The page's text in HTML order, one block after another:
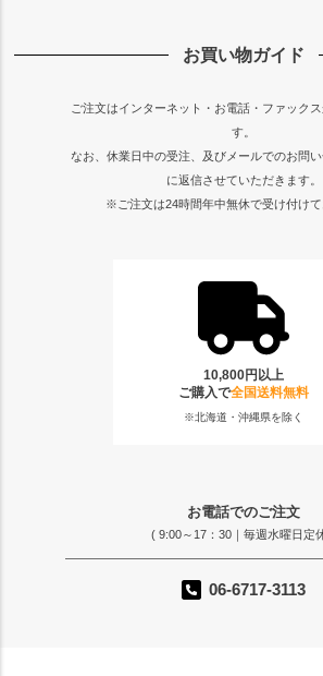
お買い物ガイド
ご注文はインターネット・お電話・ファック
す。
なお、休業日中の受注、及びメールでのお問
に返信させていただきます。
※ご注文は24時間年中無休で受け付けて
10,800円以上
ご購入で全国送料無料
※北海道・沖縄県を除く
お電話でのご注文
( 9:00～17：30｜毎週水曜日定
06-6717-3113